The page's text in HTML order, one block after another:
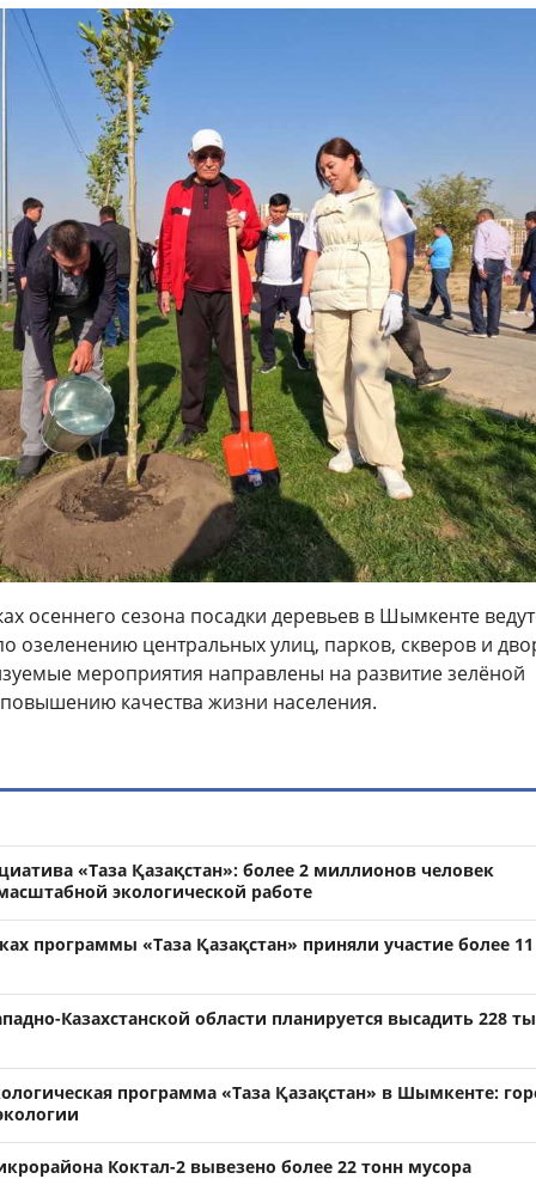
осеннего сезона посадки деревьев в Шымкенте
озеленению центральных улиц, парков, скверов и
мероприятия направлены на развитие зелёной
качества жизни населения.
«Таза Қазақстан»: более 2 миллионов человек
экологической работе
программы «Таза Қазақстан» приняли участие более
Казахстанской области планируется высадить 228
программа «Таза Қазақстан» в Шымкенте:
Коктал-2 вывезено более 22 тонн мусора